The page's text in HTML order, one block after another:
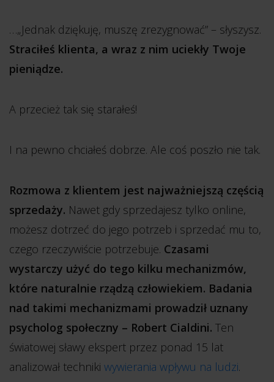
…„Jednak dziękuję, muszę zrezygnować” – słyszysz.
Straciłeś klienta, a wraz z nim uciekły Twoje
pieniądze.
A przecież tak się starałeś!
I na pewno chciałeś dobrze. Ale coś poszło nie tak.
Rozmowa z klientem jest najważniejszą częścią
sprzedaży. Nawet gdy sprzedajesz tylko online,
możesz dotrzeć do jego potrzeb i sprzedać mu to,
czego rzeczywiście potrzebuje. Czasami
wystarczy użyć do tego kilku mechanizmów,
które naturalnie rządzą człowiekiem. Badania
nad takimi mechanizmami prowadził uznany
psycholog społeczny – Robert Cialdini. Ten
światowej sławy ekspert przez ponad 15 lat
analizował techniki wywierania wpływu na ludzi.